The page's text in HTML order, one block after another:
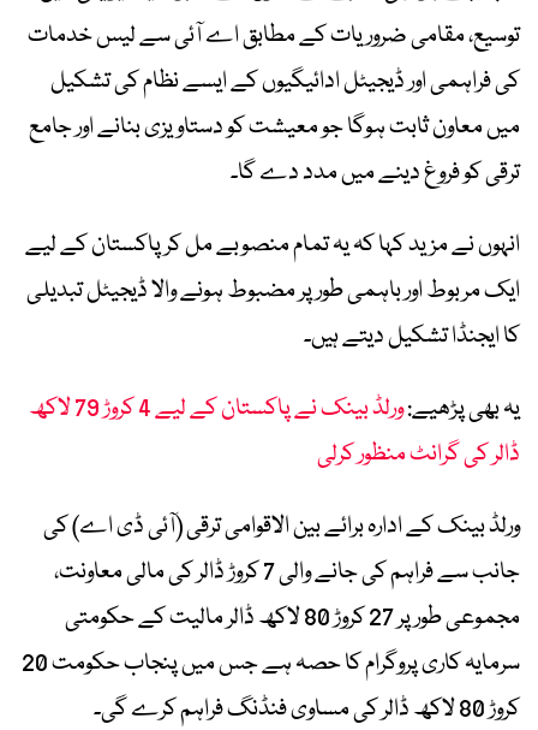
توسیع، مقامی ضروریات کے مطابق اے آئی سے لیس خدمات
کی فراہمی اور ڈیجیٹل ادائیگیوں کے ایسے نظام کی تشکیل
میں معاون ثابت ہوگا جو معیشت کو دستاویزی بنانے اور جامع
ترقی کو فروغ دینے میں مدد دے گا۔
انہوں نے مزید کہا کہ یہ تمام منصوبے مل کر پاکستان کے لیے
ایک مربوط اور باہمی طور پر مضبوط ہونے والا ڈیجیٹل تبدیلی
کا ایجنڈا تشکیل دیتے ہیں۔
یہ بھی پڑھیے:
ورلڈ بینک نے پاکستان کے لیے 4 کروڑ 79 لاکھ
ڈالر کی گرانٹ منظور کرلی
ورلڈ بینک کے ادارہ برائے بین الاقوامی ترقی (آئی ڈی اے) کی
جانب سے فراہم کی جانے والی 7 کروڑ ڈالر کی مالی معاونت،
مجموعی طور پر 27 کروڑ 80 لاکھ ڈالر مالیت کے حکومتی
سرمایہ کاری پروگرام کا حصہ ہے جس میں پنجاب حکومت 20
کروڑ 80 لاکھ ڈالر کی مساوی فنڈنگ فراہم کرے گی۔